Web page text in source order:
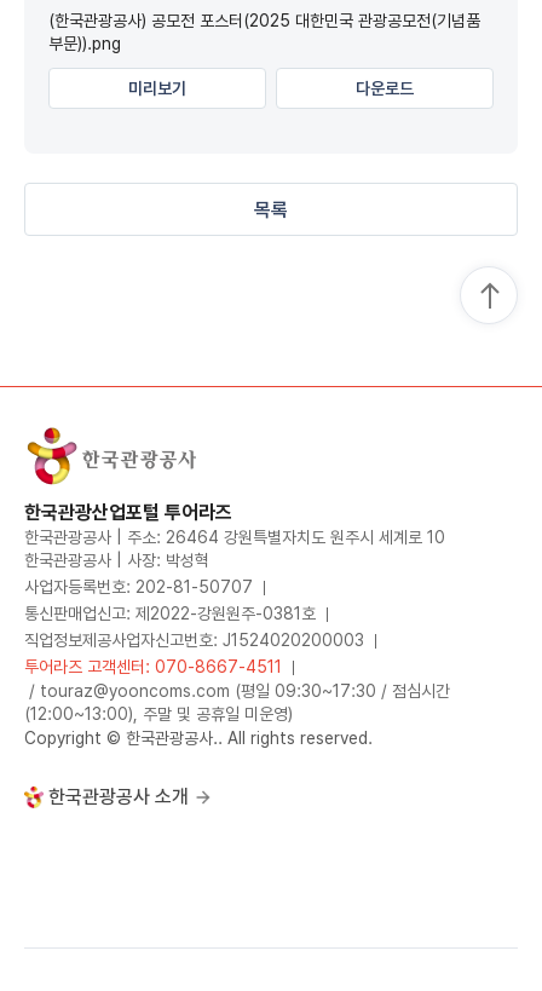
(한국관광공사) 공모전 포스터(2025 대한민국 관광공모전(기념품
부문)).png
미리보기 다운로드
목록
한국관광산업포털 투어라즈
한국관광공사 | 주소: 26464 강원특별자치도 원주시 세계로 10
한국관광공사 | 사장: 박성혁
사업자등록번호: 202-81-50707
통신판매업신고: 제2022-강원원주-0381호
직업정보제공사업자신고번호: J1524020200003
투어라즈 고객센터: 070-8667-4511
/ touraz@yooncoms.com (평일 09:30~17:30 / 점심시간
(12:00~13:00), 주말 및 공휴일 미운영)
Copyright © 한국관광공사.. All rights reserved.
한국관광공사 소개